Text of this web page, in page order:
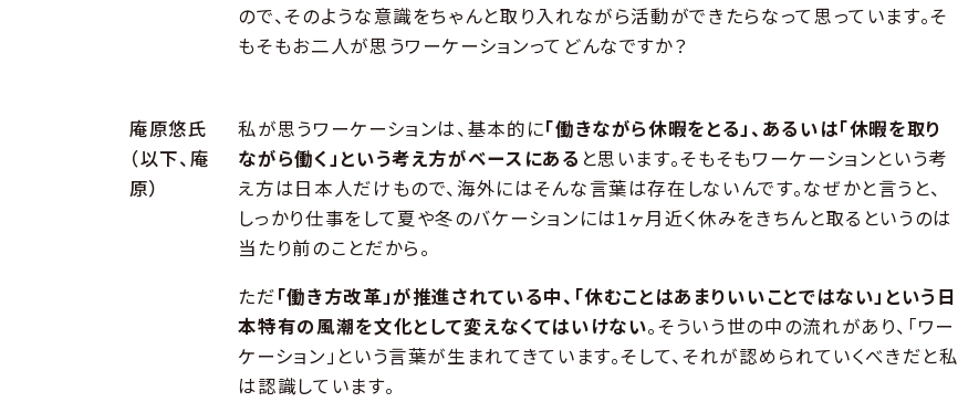
ので、そのような意識をちゃんと取り入れながら活動ができたらなって思っています。そ
もそもお二人が思うワーケーションってどんなですか？
庵原悠氏
（以下、庵
原）
私が思うワーケーションは、基本的に「働きながら休暇をとる」、あるいは「休暇を取り
ながら働く」という考え方がベースにある と思います。そもそもワーケーションという考
え方は日本人だけもので、海外にはそんな言葉は存在しないんです。なぜかと言うと、
しっかり仕事をして夏や冬のバケーションには1ヶ月近く休みをきちんと取るというのは
当たり前のことだから。
ただ「働き方改革」が推進されている中、「休むことはあまりいいことではない」という日
本特有の風潮を文化として変えなくてはいけない。そういう世の中の流れがあり、「ワー
ケーション」という言葉が生まれてきています。そして、それが認められていくべきだと私
は認識しています。